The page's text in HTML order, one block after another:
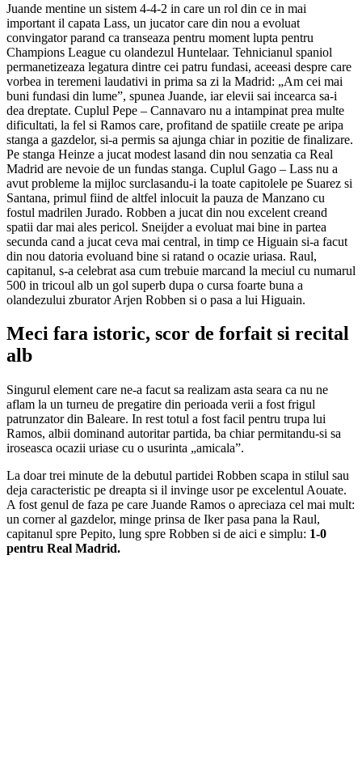
Juande mentine un sistem 4-4-2 in care un rol din ce in mai
important il capata Lass, un jucator care din nou a evoluat
convingator parand ca transeaza pentru moment lupta pentru
Champions League cu olandezul Huntelaar. Tehnicianul spaniol
permanetizeaza legatura dintre cei patru fundasi, aceeasi despre care
vorbea in teremeni laudativi in prima sa zi la Madrid: „Am cei mai
buni fundasi din lume”, spunea Juande, iar elevii sai incearca sa-i
dea dreptate. Cuplul Pepe – Cannavaro nu a intampinat prea multe
dificultati, la fel si Ramos care, profitand de spatiile create pe aripa
stanga a gazdelor, si-a permis sa ajunga chiar in pozitie de finalizare.
Pe stanga Heinze a jucat modest lasand din nou senzatia ca Real
Madrid are nevoie de un fundas stanga. Cuplul Gago – Lass nu a
avut probleme la mijloc surclasandu-i la toate capitolele pe Suarez si
Santana, primul fiind de altfel inlocuit la pauza de Manzano cu
fostul madrilen Jurado. Robben a jucat din nou excelent creand
spatii dar mai ales pericol. Sneijder a evoluat mai bine in partea
secunda cand a jucat ceva mai central, in timp ce Higuain si-a facut
din nou datoria evoluand bine si ratand o ocazie uriasa. Raul,
capitanul, s-a celebrat asa cum trebuie marcand la meciul cu numarul
500 in tricoul alb un gol superb dupa o cursa foarte buna a
olandezului zburator Arjen Robben si o pasa a lui Higuain.
Meci fara istoric, scor de forfait si recital
alb
Singurul element care ne-a facut sa realizam asta seara ca nu ne
aflam la un turneu de pregatire din perioada verii a fost frigul
patrunzator din Baleare. In rest totul a fost facil pentru trupa lui
Ramos, albii dominand autoritar partida, ba chiar permitandu-si sa
iroseasca ocazii uriase cu o usurinta „amicala”.
La doar trei minute de la debutul partidei Robben scapa in stilul sau
deja caracteristic pe dreapta si il invinge usor pe excelentul Aouate.
A fost genul de faza pe care Juande Ramos o apreciaza cel mai mult:
un corner al gazdelor, minge prinsa de Iker pasa pana la Raul,
capitanul spre Pepito, lung spre Robben si de aici e simplu: 1-0
pentru Real Madrid.